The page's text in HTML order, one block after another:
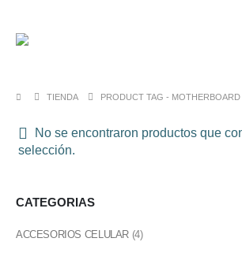
TIENDA PRODUCT TAG - MOTHERBOARD
No se encontraron productos que
selección.
CATEGORIAS
ACCESORIOS CELULAR (4)